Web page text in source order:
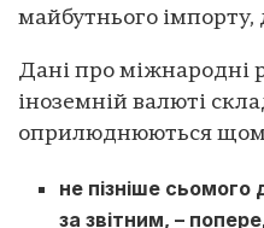
майбутнього
Дані про міжнародні
іноземній валюті
оприлюднюються
не пізніше
за звітним, –